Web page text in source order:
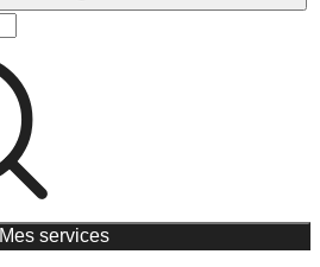
Mes services